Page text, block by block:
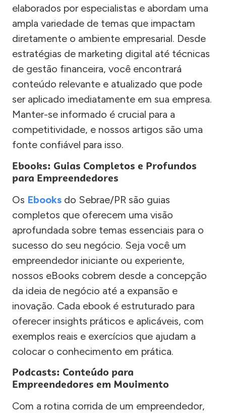
elaborados por especialistas e abordam uma
ampla variedade de temas que impactam
diretamente o ambiente empresarial. Desde
estratégias de marketing digital até técnicas
de gestão financeira, você encontrará
conteúdo relevante e atualizado que pode
ser aplicado imediatamente em sua empresa.
Manter-se informado é crucial para a
competitividade, e nossos artigos são uma
fonte confiável para isso.
Ebooks: Guias Completos e Profundos
para Empreendedores
Os Ebooks do Sebrae/PR são guias
completos que oferecem uma visão
aprofundada sobre temas essenciais para o
sucesso do seu negócio. Seja você um
empreendedor iniciante ou experiente,
nossos eBooks cobrem desde a concepção
da ideia de negócio até a expansão e
inovação. Cada ebook é estruturado para
oferecer insights práticos e aplicáveis, com
exemplos reais e exercícios que ajudam a
colocar o conhecimento em prática.
Podcasts: Conteúdo para
Empreendedores em Movimento
Com a rotina corrida de um empreendedor,